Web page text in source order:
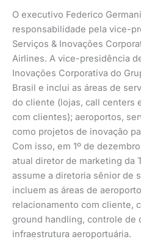
O executivo Federico
responsabilidade pela vice-
Serviços & Inovações
Airlines. A vice-presidência
Inovações Corporativa do
Brasil e inclui as áreas de
do cliente (lojas, call centers
com clientes); aeroportos,
como projetos de inovação
Com isso, em 1º de
atual diretor de marketing da
assume a diretoria sênior de
incluem as áreas de
relacionamento com cliente,
ground handling, controle de
infraestrutura aeroportuária.